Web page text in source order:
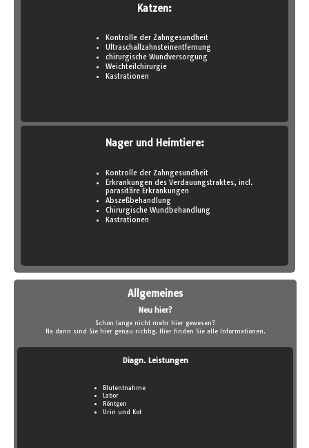
Katzen:
Kontrolle der Zahngesundheit
Ultraschallzahnsteinentfernung
chirurgische Wundversorgung
Weichteilchirurgie
Kastrationen
Nager und Heimtiere:
Kontrolle der Zahngesundheit
Erkrankungen des Verdauungstraktes, incl.
parasitäre Erkrankungen
Abszeßbehandlung
Chirurgische Wundbehandlung
Kastrationen
Allgemeines
Neu hier?
Schon lange nicht mehr hier gewesen?
Na dann sind Sie hier genau richtig. Hier finden Sie alle Informationen.
Diagn. Leistungen
Blutentnahme
Labor
Röntgen
Urin und Kot